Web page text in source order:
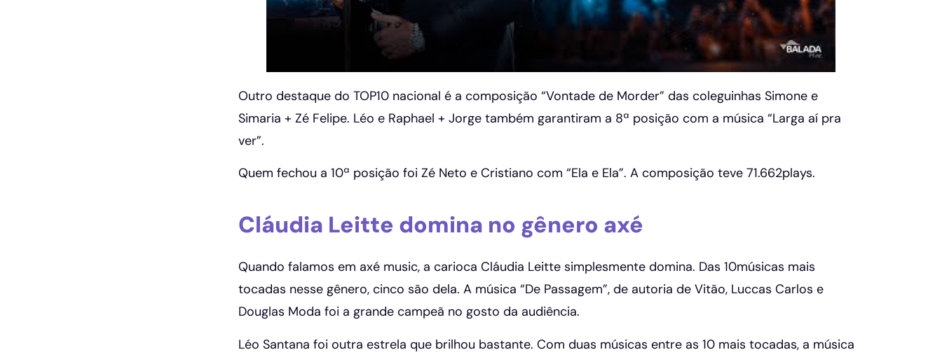
Outro destaque do TOP10 nacional é a composição “Vontade de Morder” das coleguinhas Simone e
Simaria + Zé Felipe. Léo e Raphael + Jorge também garantiram a 8ª posição com a música “Larga aí pra
ver”.
Quem fechou a 10ª posição foi Zé Neto e Cristiano com “Ela e Ela”. A composição teve 71.662plays.
Cláudia Leitte domina no gênero axé
Quando falamos em axé music, a carioca Cláudia Leitte simplesmente domina. Das 10músicas mais
tocadas nesse gênero, cinco são dela. A música “De Passagem”, de autoria de Vitão, Luccas Carlos e
Douglas Moda foi a grande campeã no gosto da audiência.
Léo Santana foi outra estrela que brilhou bastante. Com duas músicas entre as 10 mais tocadas, a música